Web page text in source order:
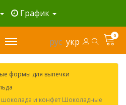
График
рус укр
0
формы для выпечки
и конфет Шоколадные